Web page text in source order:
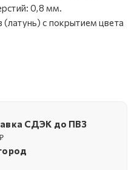
0,8 мм.
с покрытием цвета
СДЭК до ПВЗ